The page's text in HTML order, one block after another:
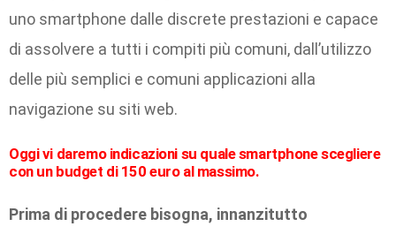
uno smartphone dalle discrete prestazioni e capace
di assolvere a tutti i compiti più comuni, dall’utilizzo
delle più semplici e comuni applicazioni alla
navigazione su siti web.
Oggi vi daremo indicazioni su quale smartphone scegliere
con un budget di 150 euro al massimo.
Prima di procedere bisogna, innanzitutto